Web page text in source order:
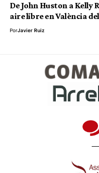
De John Huston a Kelly
aire libre en València
PorJavier Ruiz